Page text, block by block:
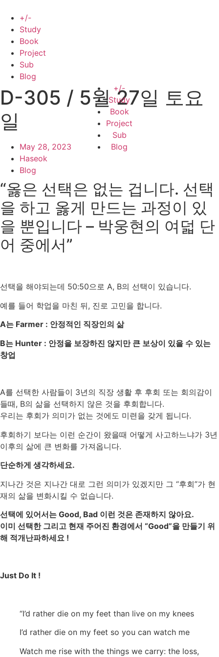
content
+/-
Study
Book
Project
Sub
Blog
+/-
Study
Book
Project
Sub
Blog
D-305 / 5월 27일 토요
일
May 28, 2023
Haseok
Blog
“옳은 선택은 없는 겁니다. 선택
을 하고 옳게 만드는 과정이 있
을 뿐입니다 – 박웅현의 여덟 단
어 중에서”
선택을 해야되는데 50:50으로 A, B의 선택이 있습니다.
예를 들어 학업을 마친 뒤, 진로 고민을 합니다.
A는 Farmer : 안정적인 직장인의 삶
B는 Hunter : 안정을 보장하진 않지만 큰 보상이 있을 수 있는
창업
A를 선택한 사람들이 3년의 직장 생활 후 후회 또는 회의감이
들때, B의 삶을 선택하지 않은 것을 후회합니다.
우리는 후회가 의미가 없는 것에도 미련을 갖게 됩니다.
후회하기 보다는 이런 순간이 왔을때 어떻게 사고하느냐가 3년
이후의 삶에 큰 변화를 가져옵니다.
단순하게 생각하세요.
지나간 것은 지나간 대로 그런 의미가 있겠지만 그 “후회”가 현
재의 삶을 변화시킬 수 없습니다.
선택에 있어서는 Good, Bad 이런 것은 존재하지 않아요.
이미 선택한 그리고 현재 주어진 환경에서 “Good”을 만들기 위
해 적개난파하세요 !
Just Do It !
“I’d rather die on my feet than live on my knees
I’d rather die on my feet so you can watch me
Watch me rise with the things we carry: the loss,